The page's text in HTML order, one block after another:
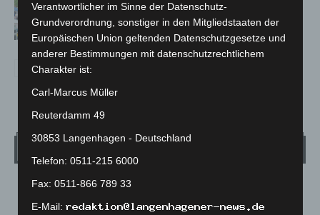
Polizei, Feuerwehr und Rettung
hautnah erleben
LANGENHAGEN
Bedeckt
Verantwortlicher im Sinne der Datenschutz-
Grundverordnung, sonstiger in den Mitgliedstaaten der
Europäischen Union geltenden Datenschutzgesetze und
anderer Bestimmungen mit datenschutzrechtlichem
Charakter ist:
Carl-Marcus Müller
Reuterdamm 49
30853 Langenhagen - Deutschland
Telefon: 0511-215 6000
Fax: 0511-866 789 33
E-Mail: